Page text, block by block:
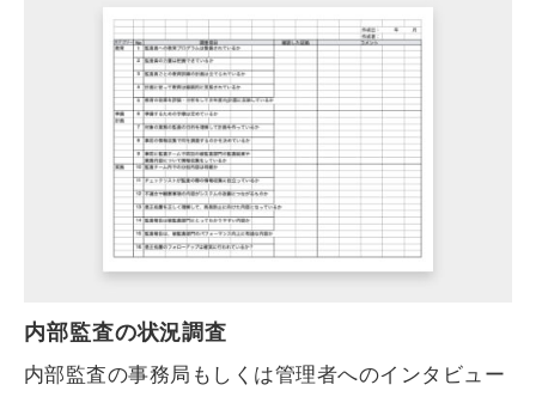
内部監査の状況調査
内部監査の事務局もしくは管理者へのインタビュー